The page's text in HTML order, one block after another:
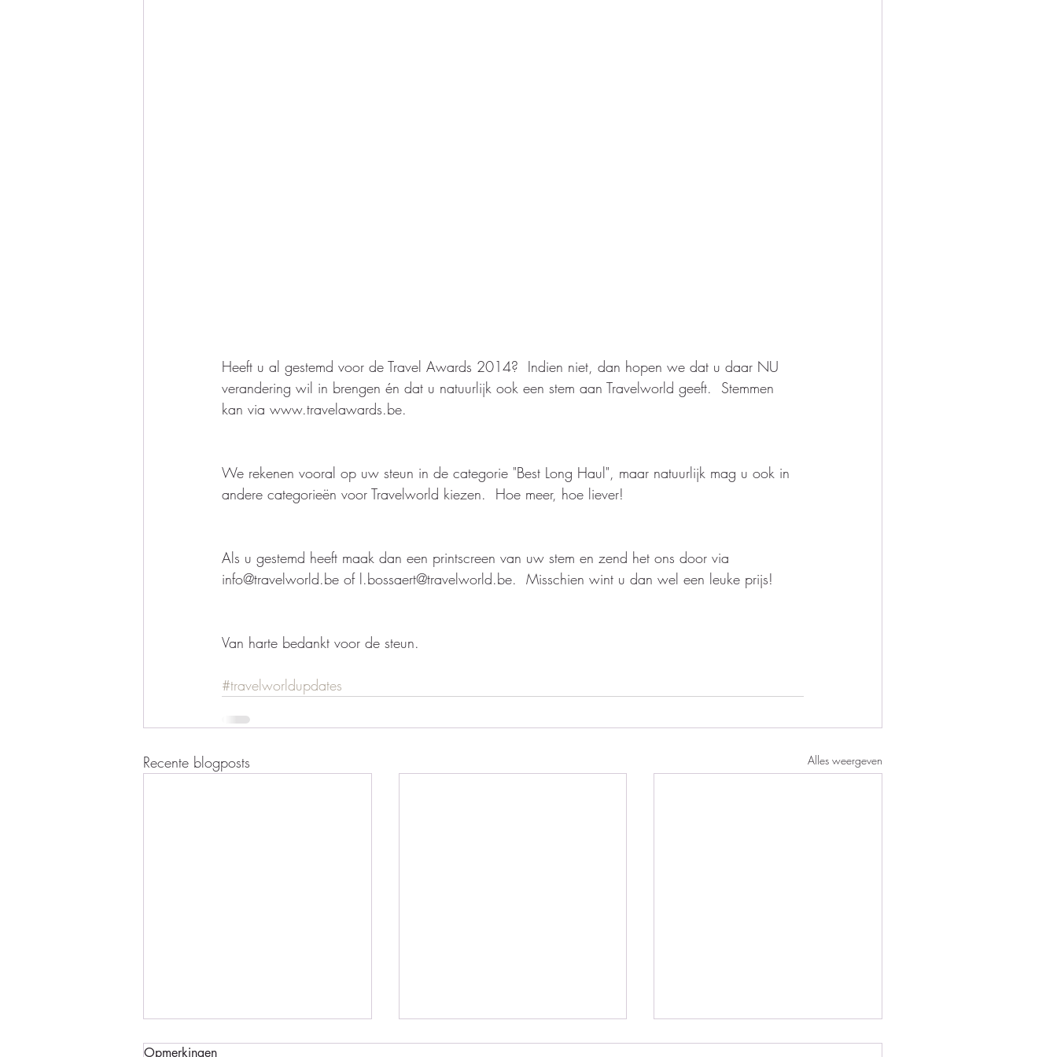
Heeft u al gestemd voor de Travel Awards 2014?  Indien niet, dan hopen we dat u daar NU
verandering wil in brengen én dat u natuurlijk ook een stem aan Travelworld geeft.  Stemmen
kan via www.travelawards.be.
We rekenen vooral op uw steun in de categorie "Best Long Haul", maar natuurlijk mag u ook in
andere categorieën voor Travelworld kiezen.  Hoe meer, hoe liever!
Als u gestemd heeft maak dan een printscreen van uw stem en zend het ons door via
info@travelworld.be of l.bossaert@travelworld.be.  Misschien wint u dan wel een leuke prijs!
Van harte bedankt voor de steun.
#travelworldupdates
Recente blogposts Alles weergeven
Opmerkingen